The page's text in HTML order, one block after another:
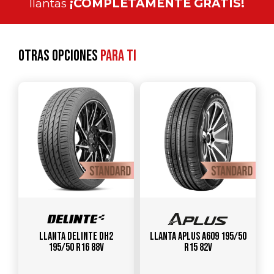
llantas ¡COMPLETAMENTE GRATIS!
Otras opcionespara ti
Llanta DELINTE DH2
195/50 R16 88V
Llanta APLUS A609 195/50
R15 82V